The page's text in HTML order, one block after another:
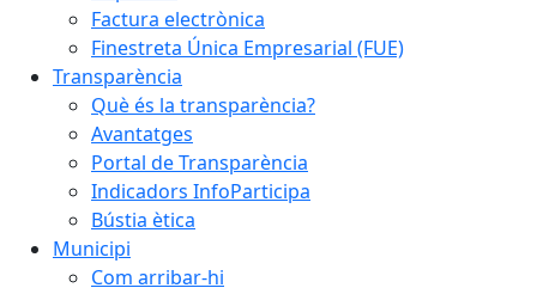
Factura electrònica
Finestreta Única Empresarial (FUE)
Transparència
Què és la transparència?
Avantatges
Portal de Transparència
Indicadors InfoParticipa
Bústia ètica
Municipi
Com arribar-hi